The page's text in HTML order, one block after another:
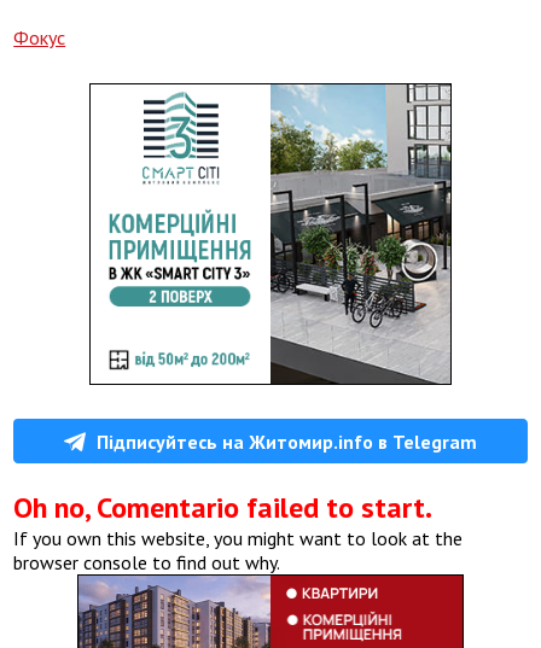
Фокус
Підписуйтесь на Житомир.info в Telegram
Oh no, Comentario failed to start.
If you own this website, you might want to look at the
browser console to find out why.